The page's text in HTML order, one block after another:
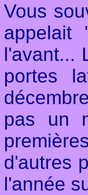
Vous
appelait
l'avant...
portes
pas un
premières
d'autres
l'année